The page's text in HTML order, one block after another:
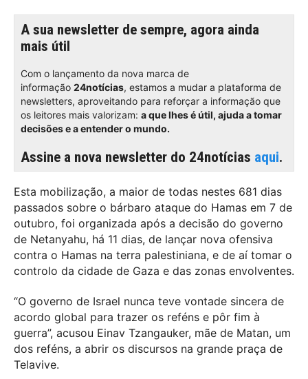
A sua newsletter de sempre, agora ainda
mais útil
Com o lançamento da nova marca de
informação 24notícias, estamos a mudar a plataforma de
newsletters, aproveitando para reforçar a informação que
os leitores mais valorizam: a que lhes é útil, ajuda a tomar
decisões e a entender o mundo.
Assine a nova newsletter do 24notícias aqui.
Esta mobilização, a maior de todas nestes 681 dias
passados sobre o bárbaro ataque do Hamas em 7 de
outubro, foi organizada após a decisão do governo
de Netanyahu, há 11 dias, de lançar nova ofensiva
contra o Hamas na terra palestiniana, e de aí tomar o
controlo da cidade de Gaza e das zonas envolventes.
“O governo de Israel nunca teve vontade sincera de
acordo global para trazer os reféns e pôr fim à
guerra”, acusou Einav Tzangauker, mãe de Matan, um
dos reféns, a abrir os discursos na grande praça de
Telavive.